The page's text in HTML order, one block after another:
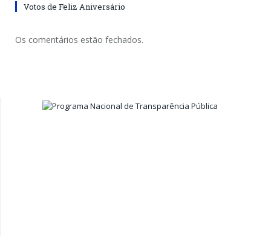
Votos de Feliz Aniversário
Os comentários estão fechados.